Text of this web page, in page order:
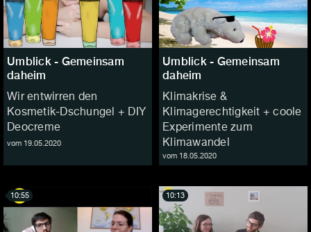
Umblick - Gemeinsam
daheim
Wir entwirren den
Kosmetik-Dschungel + DIY
Deocreme
vom 19.05.2020
Umblick - Gemeinsam
daheim
Klimakrise &
Klimagerechtigkeit + coole
Experimente zum
Klimawandel
vom 18.05.2020
10:55 10:13